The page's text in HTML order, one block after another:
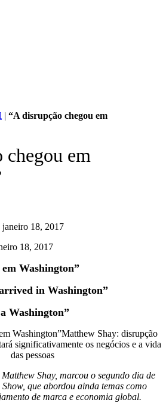
| “A disrupção chegou em
chegou em
janeiro 18, 2017
18, 2017
Washington”
in Washington”
Washington”
Matthew Shay: disrupção
significativamente os negócios e a vida
das pessoas
Shay, marcou o segundo dia de
que abordou ainda temas como
de marca e economia global.